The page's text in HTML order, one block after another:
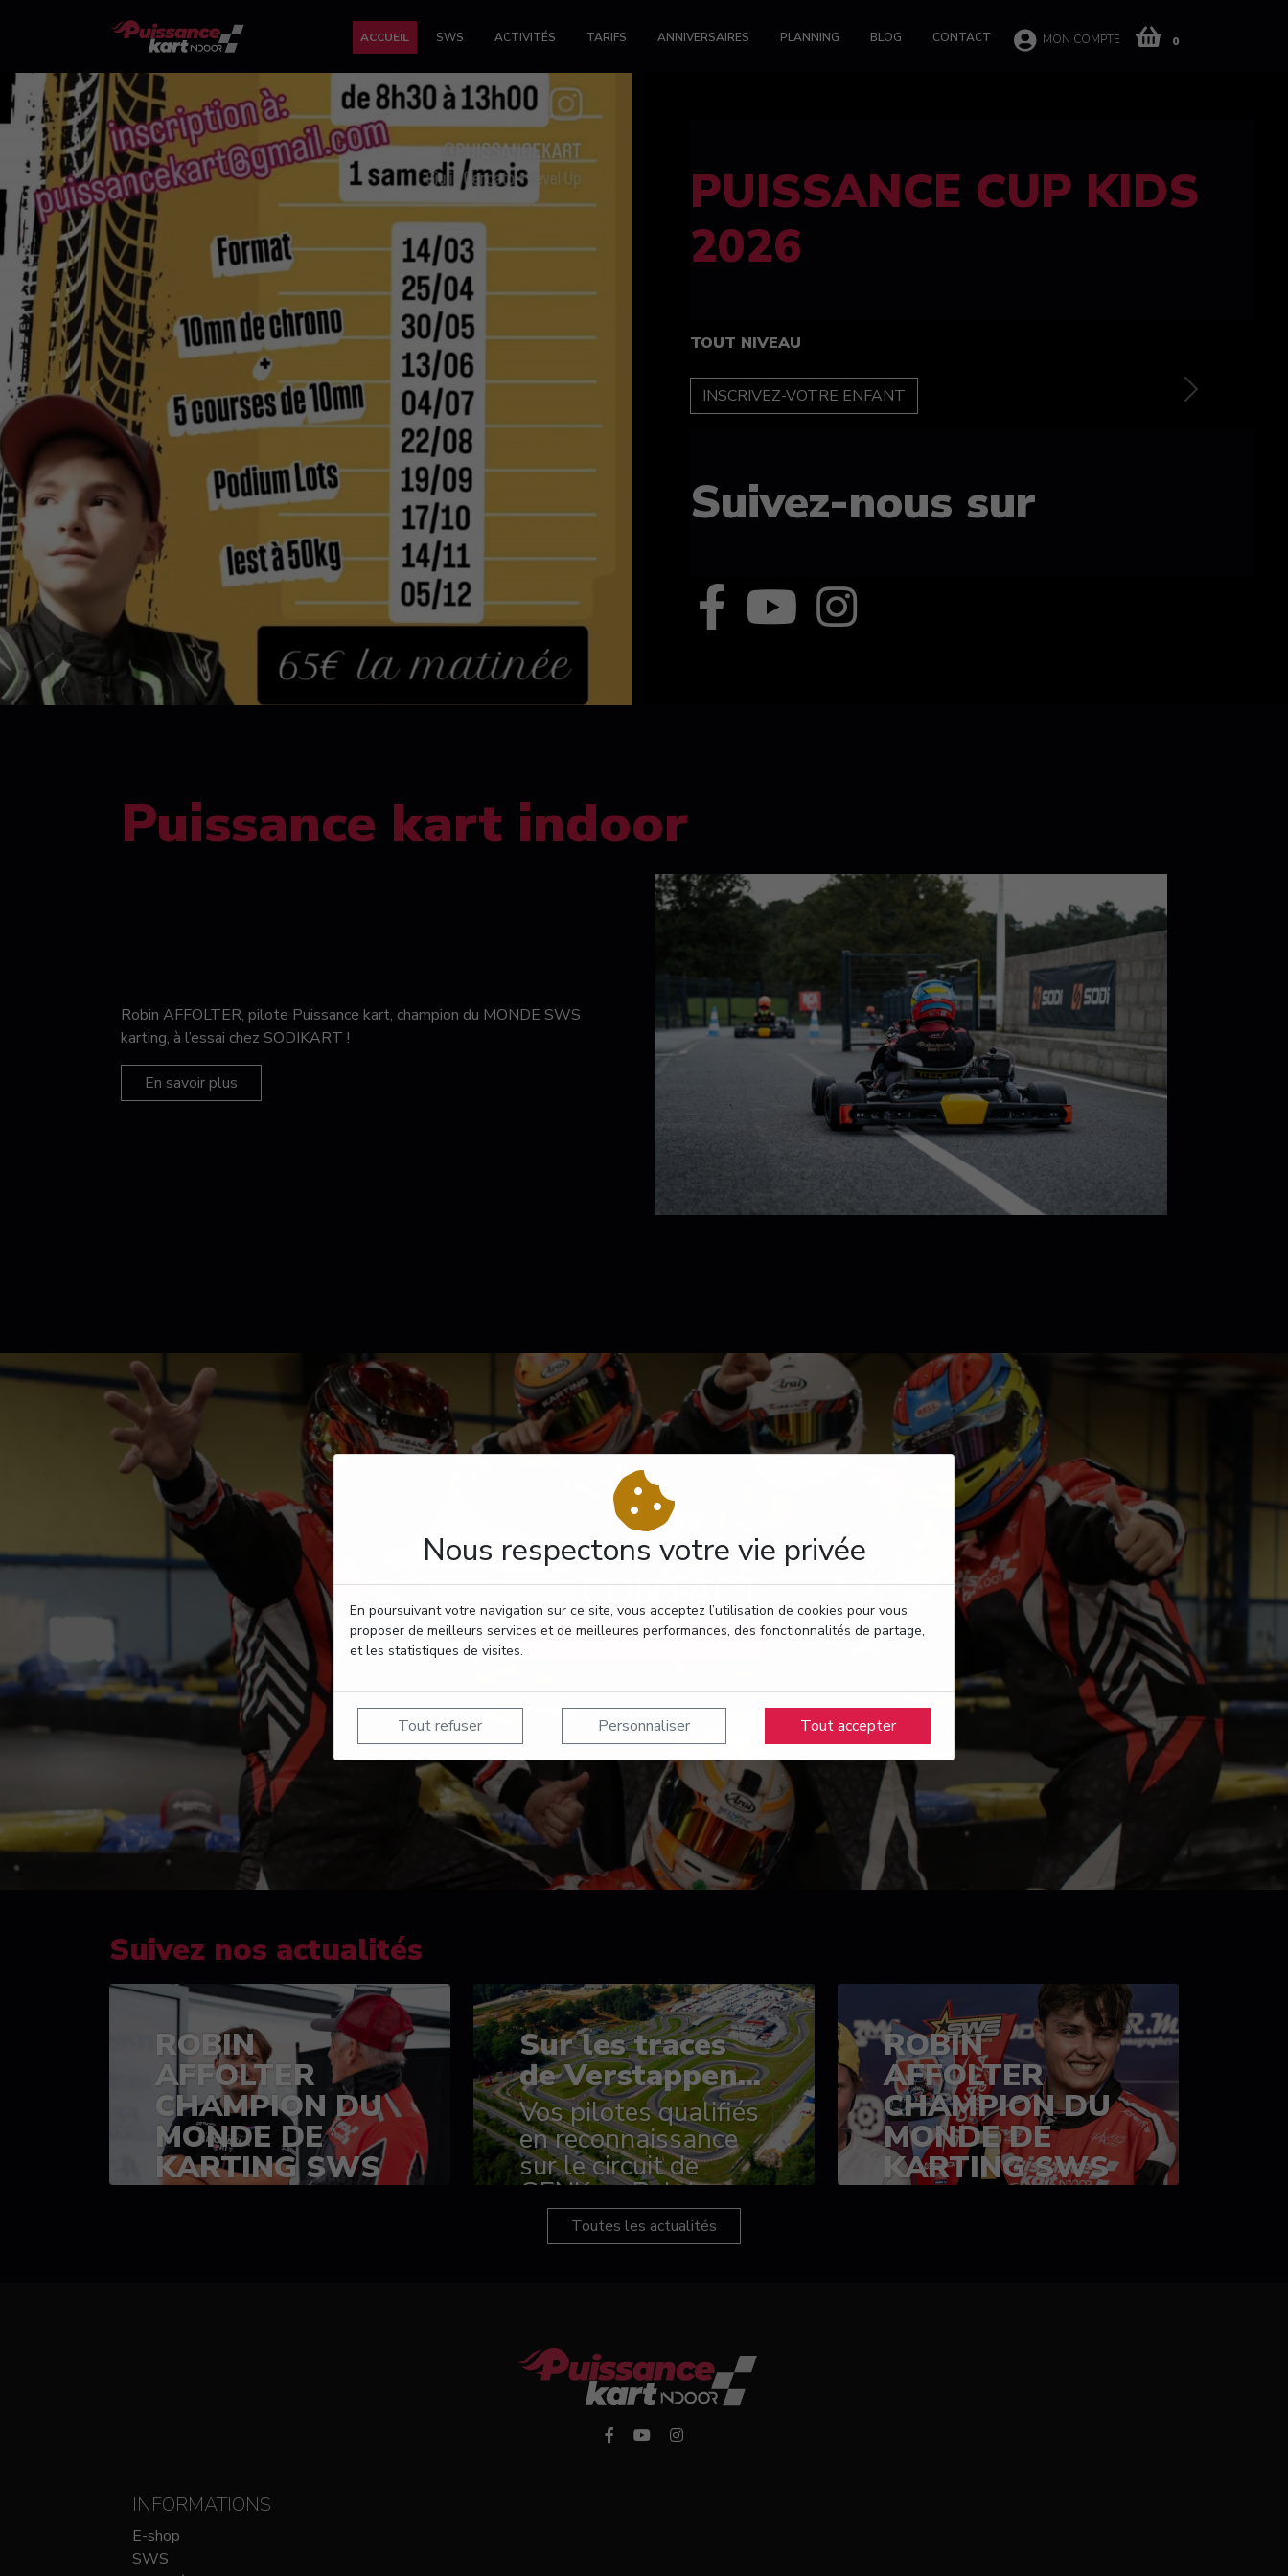
Nous respectons votre vie privée
En poursuivant votre navigation sur ce site, vous acceptez l’utilisation de cookies pour vous
proposer de meilleurs services et de meilleures performances, des fonctionnalités de partage,
et les statistiques de visites.
Tout refuser Personnaliser Tout accepter
ACCUEIL SWS ACTIVITÉS TARIFS ANNIVERSAIRES PLANNING BLOG CONTACT MON COMPTE 0
FELINE CUP 100%
féminine
TOUT NIVEAU
INSCRIPTION
Suivez-nous sur
Previous Next
Puissance kart indoor
Robin AFFOLTER, pilote Puissance kart, champion du MONDE SWS
karting, à l’essai chez SODIKART !
En savoir plus
CONTACT
RÉSERVEZ VOTRE PASSAGE
Suivez nos actualités
ROBIN
AFFOLTER
CHAMPION DU
MONDE DE
KARTING SWS
(SPRINT)
Sur les traces
de Verstappen...
Vos pilotes qualifiés
en reconnaissance
sur le circuit de
GENK en Belgique
ROBIN
AFFOLTER
CHAMPION DU
MONDE DE
KARTING SWS
Toutes les actualités
INFORMATIONS
E-shop
SWS